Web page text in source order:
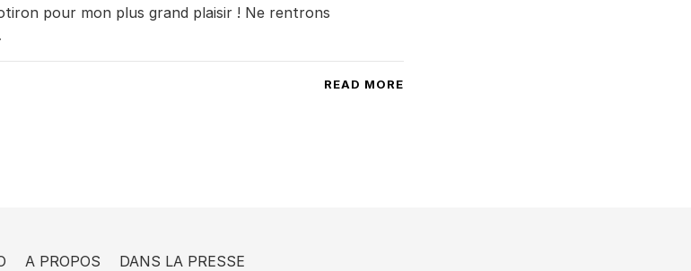
pour mon plus grand plaisir ! Ne rentrons
READ MORE
A PROPOS DANS LA PRESSE